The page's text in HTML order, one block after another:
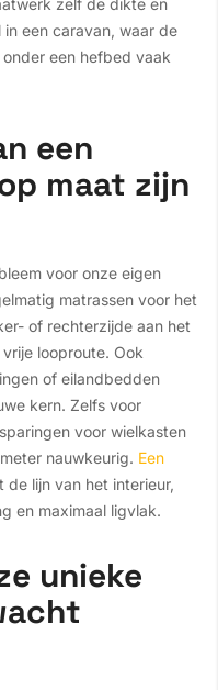
zelf de dikte en
een caravan, waar de
een hefbed vaak
een
maat zijn
voor onze eigen
matrassen voor het
of rechterzijde aan het
looproute. Ook
of eilandbedden
kern. Zelfs voor
voor wielkasten
nauwkeurig. Een
de lijn van het interieur,
en maximaal ligvlak.
unieke